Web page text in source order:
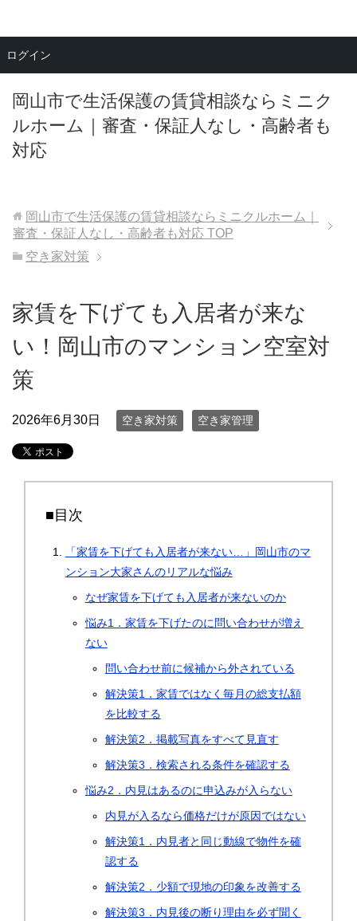
岡山市で生活保護の賃貸相談ならミニク
ルホーム｜審査・保証人なし・高齢者も
対応
メニュー
岡山市で生活保護の賃貸相談ならミニクルホーム｜
審査・保証人なし・高齢者も対応 TOP
空き家対策
家賃を下げても入居者が来な
い！岡山市のマンション空室対
策
2026年6月30日 空き家対策 空き家管理
■目次
「家賃を下げても入居者が来ない…」岡山市のマ
ンション大家さんのリアルな悩み
なぜ家賃を下げても入居者が来ないのか
悩み1．家賃を下げたのに問い合わせが増え
ない
問い合わせ前に候補から外されている
解決策1．家賃ではなく毎月の総支払額
を比較する
解決策2．掲載写真をすべて見直す
解決策3．検索される条件を確認する
悩み2．内見はあるのに申込みが入らない
内見が入るなら価格だけが原因ではない
解決策1．内見者と同じ動線で物件を確
認する
解決策2．少額で現地の印象を改善する
解決策3．内見後の断り理由を必ず聞く
ログイン